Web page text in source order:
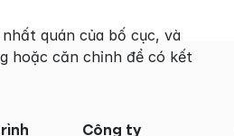
quán của bố cục, và
hoặc căn chỉnh để có kết
Công ty